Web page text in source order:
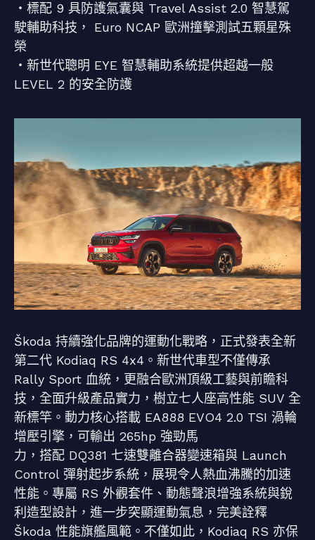
・標配 9 具防護氣囊與 Travel Assist 2.0 智慧駕
駛輔助科技， Euro NCAP 歐洲撞擊測試五顆星殊
榮
・新世代聰明 EYE 智慧輔助系統提供超越一般
LEVEL 2 的安全防護
Škoda 持續強化品牌的運動化戰略，正式發表全新
第二代 Kodiaq RS 4x4。新世代車型不僅傳承
Rally Sport 血統，更融合歐洲頂級工藝與前瞻科
技，全面升級產品實力，樹立七人座高性能 SUV 全
新標竿。動力核心搭載 EA888 EVO4 2.0 TSI 渦輪
增壓引擎，可輸出 265hp 強勁馬
力，搭配 DQ381 七速雙離合器變速箱與 Launch
Control 彈射起步系統，展現令人熱血沸騰的加速
性能。專屬 RS 外觀套件、動態聲浪增強系統與銳
利造型設計，進一步突顯運動氣息，完美詮釋
Škoda 性能旗艦風範。不僅如此，Kodiaq RS 亦保